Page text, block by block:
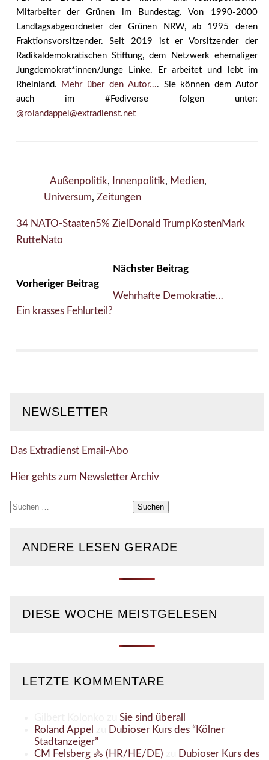
Mitarbeiter der Grünen im Bundestag. Von 1990-2000
Landtagsabgeordneter der Grünen NRW, ab 1995 deren
Fraktionsvorsitzender. Seit 2019 ist er Vorsitzender der
Radikaldemokratischen Stiftung, dem Netzwerk ehemaliger
Jungdemokrat*innen/Junge Linke. Er arbeitet und lebt im
Rheinland.
Mehr über den Autor.... Sie können dem Autor
auch im #Fediverse folgen unter:
@rolandappel@extradienst.net
Außenpolitik, Innenpolitik, Medien,
Universum, Zeitungen
34 NATO-Staaten5% Ziel Donald Trump KostenMark
RutteNato
Vorheriger Beitrag
Ein krasses Fehlurteil?
Nächster Beitrag
Wehrhafte Demokratie…
NEWSLETTER
Das Extradienst Email-Abo
Hier gehts zum Newsletter Archiv
Suchen
ANDERE LESEN GERADE
DIESE WOCHE MEISTGELESEN
LETZTE KOMMENTARE
Sie sind überall
Roland Appel
Dubioser Kurs des “Kölner
Stadtanzeiger”
CM Felsberg 🚴 (HR/HE/DE)
Dubioser Kurs des